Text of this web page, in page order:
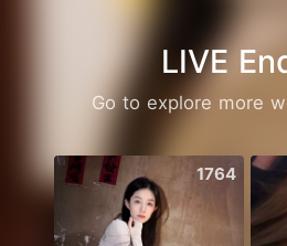
LIVE
Go to explore more
1764